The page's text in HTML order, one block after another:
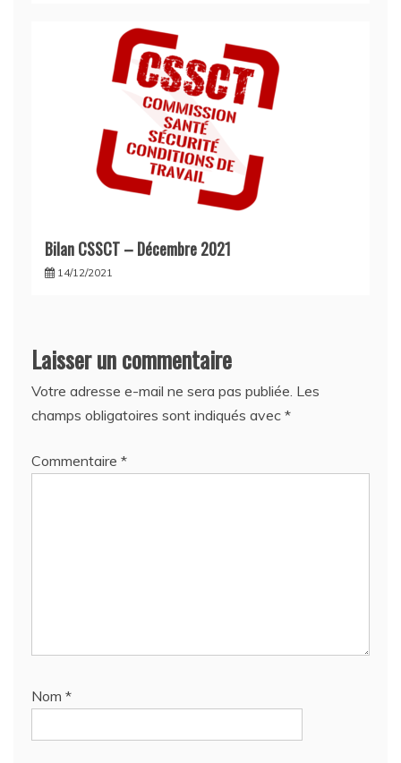
Bilan CSSCT – Décembre 2021
14/12/2021
Laisser un commentaire
Votre adresse e-mail ne sera pas publiée. Les
champs obligatoires sont indiqués avec *
Commentaire *
Nom *